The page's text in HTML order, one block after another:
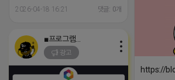
2026-04-18 16:21 댓글: 0개
https://
광고